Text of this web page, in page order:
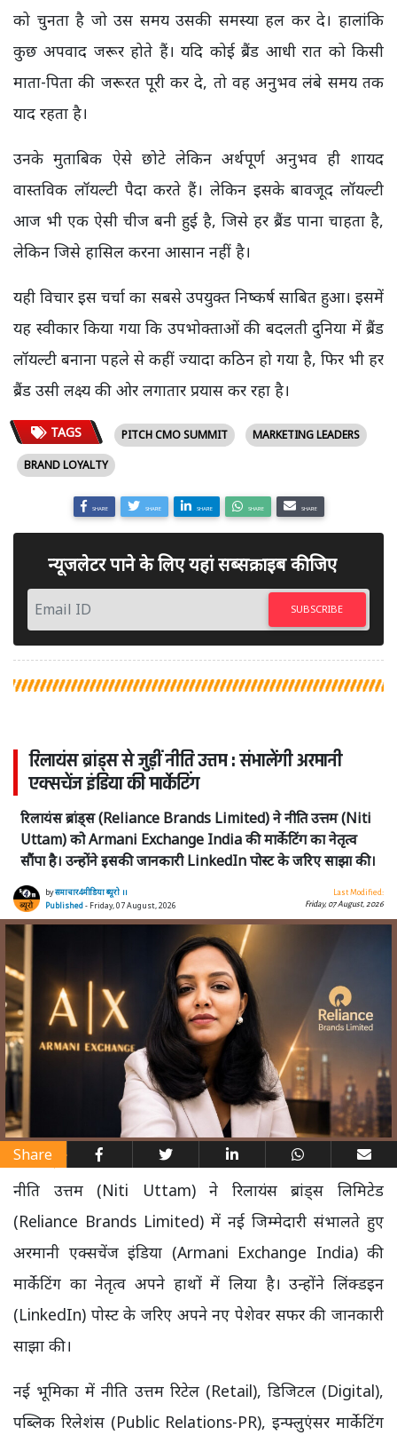
को चुनता है जो उस समय उसकी समस्या हल कर दे। हालांकि
कुछ अपवाद जरूर होते हैं। यदि कोई ब्रैंड आधी रात को किसी
माता-पिता की जरूरत पूरी कर दे, तो वह अनुभव लंबे समय तक
याद रहता है।
उनके मुताबिक ऐसे छोटे लेकिन अर्थपूर्ण अनुभव ही शायद
वास्तविक लॉयल्टी पैदा करते हैं। लेकिन इसके बावजूद लॉयल्टी
आज भी एक ऐसी चीज बनी हुई है, जिसे हर ब्रैंड पाना चाहता है,
लेकिन जिसे हासिल करना आसान नहीं है।
यही विचार इस चर्चा का सबसे उपयुक्त निष्कर्ष साबित हुआ। इसमें
यह स्वीकार किया गया कि उपभोक्ताओं की बदलती दुनिया में ब्रैंड
लॉयल्टी बनाना पहले से कहीं ज्यादा कठिन हो गया है, फिर भी हर
ब्रैंड उसी लक्ष्य की ओर लगातार प्रयास कर रहा है।
TAGS PITCH CMO SUMMIT
MARKETING LEADERS
BRAND LOYALTY
SHARE SHARE SHARE SHARE SHARE
न्यूजलेटर पाने के लिए यहां सब्सक्राइब कीजिए
SUBSCRIBE
रिलायंस ब्रांड्स से जुड़ीं नीति उत्तम : संभालेंगी अरमानी
एक्सचेंज इंडिया की मार्केटिंग
रिलायंस ब्रांड्स (Reliance Brands Limited) ने नीति उत्तम (Niti
Uttam) को Armani Exchange India की मार्केटिंग का नेतृत्व
सौंपा है। उन्होंने इसकी जानकारी LinkedIn पोस्ट के जरिए साझा की।
byसमाचार4मीडिया ब्यूरो ।।
Published- Friday, 07 August, 2026
Last Modified:
Friday, 07 August, 2026
Share
नीति उत्तम (Niti Uttam) ने रिलायंस ब्रांड्स लिमिटेड
(Reliance Brands Limited) में नई जिम्मेदारी संभालते हुए
अरमानी एक्सचेंज इंडिया (Armani Exchange India) की
मार्केटिंग का नेतृत्व अपने हाथों में लिया है। उन्होंने लिंक्डइन
(LinkedIn) पोस्ट के जरिए अपने नए पेशेवर सफर की जानकारी
साझा की।
नई भूमिका में नीति उत्तम रिटेल (Retail), डिजिटल (Digital),
पब्लिक रिलेशंस (Public Relations-PR), इन्फ्लुएंसर मार्केटिंग